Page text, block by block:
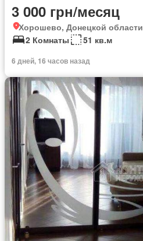
3 000 грн/месяц
Хорошево, Донецкой области
2 Комнаты
51 кв.м
6 дней, 16 часов назад